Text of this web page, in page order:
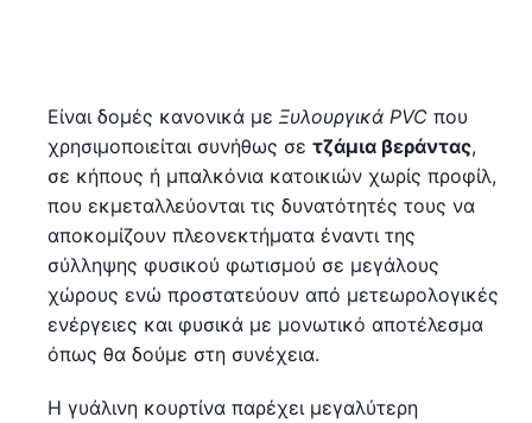
Είναι δομές κανονικά με Ξυλουργικά PVC που
χρησιμοποιείται συνήθως σε τζάμια βεράντας,
σε κήπους ή μπαλκόνια κατοικιών χωρίς προφίλ,
που εκμεταλλεύονται τις δυνατότητές τους να
αποκομίζουν πλεονεκτήματα έναντι της
σύλληψης φυσικού φωτισμού σε μεγάλους
χώρους ενώ προστατεύουν από μετεωρολογικές
ενέργειες και φυσικά με μονωτικό αποτέλεσμα
όπως θα δούμε στη συνέχεια.
Η γυάλινη κουρτίνα παρέχει μεγαλύτερη